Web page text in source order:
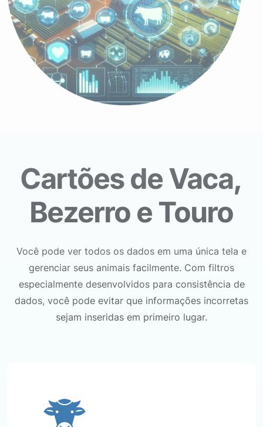
Cartões de Vaca,
Bezerro e Touro
Você pode ver todos os dados em uma única tela e
gerenciar seus animais facilmente. Com filtros
especialmente desenvolvidos para consistência de
dados, você pode evitar que informações incorretas
sejam inseridas em primeiro lugar.